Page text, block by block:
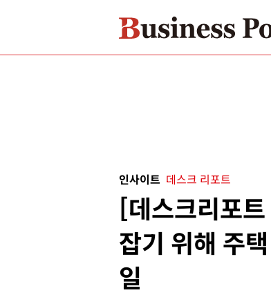
인사이트 데스크 리포트
[데스크리포
잡기 위해 주
일